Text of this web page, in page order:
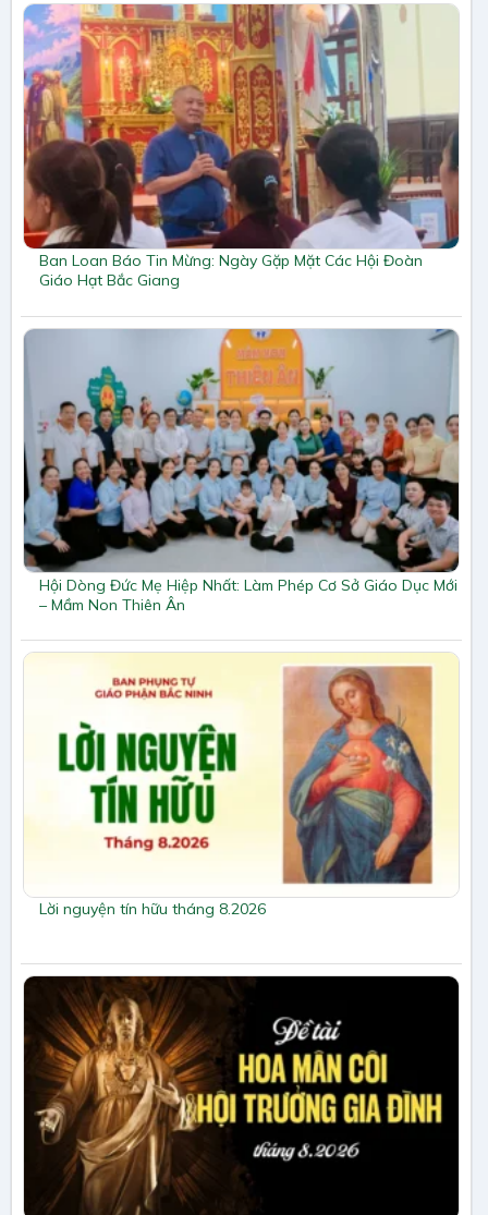
Ban Loan Báo Tin Mừng: Ngày Gặp Mặt Các Hội Đoàn
Giáo Hạt Bắc Giang
Hội Dòng Đức Mẹ Hiệp Nhất: Làm Phép Cơ Sở Giáo Dục Mới
– Mầm Non Thiên Ân
Lời nguyện tín hữu tháng 8.2026